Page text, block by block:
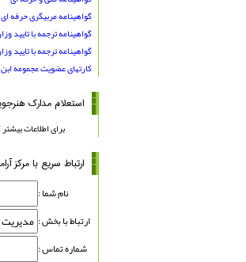
گواهینامه مربیگری حرفه ای
گواهینامه ترجمه با تایید
گواهینامه ترجمه با تایید
کارتهای عضویت مجمومه
استعلام مدارک
برای اطلاعات
ارتباط سریع با مرکز
نام شما :
ارتباط با بخش :
شماره تماس :